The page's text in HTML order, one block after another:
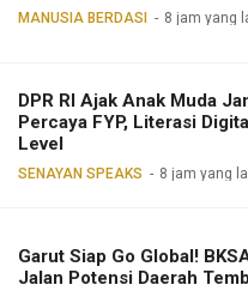
MANUSIA BERDASI 8 jam yang
DPR RI Ajak Anak Muda
Percaya FYP, Literasi
Level
SENAYAN SPEAKS 8 jam yang
Garut Siap Go Global!
Jalan Potensi Daerah